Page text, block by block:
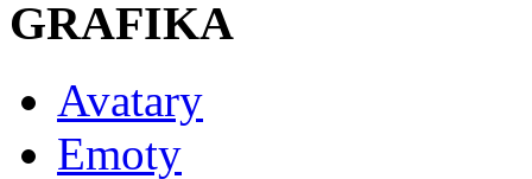
GRAFIKA
Avatary
Emoty